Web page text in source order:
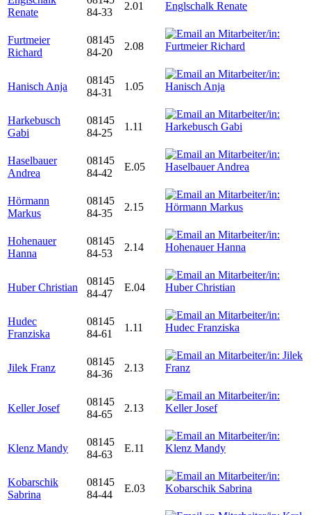
Renate
84-33
2.01
Furtmeier
Richard
08145
84-20
2.08
Hanisch Anja
08145
84-31
1.05
Harkebusch
Gabi
08145
84-25
1.11
Haselbauer
Andrea
08145
84-42
E.05
Hörmann
Markus
08145
84-35
2.15
Hohenauer
Hanna
08145
84-53
2.14
Huber Christian
08145
84-47
E.04
Hudec
Franziska
08145
84-61
1.11
Jilek Franz
08145
84-36
2.13
Keller Josef
08145
84-65
2.13
Klenz Mandy
08145
84-63
E.11
Kobarschik
Sabrina
08145
84-44
E.03